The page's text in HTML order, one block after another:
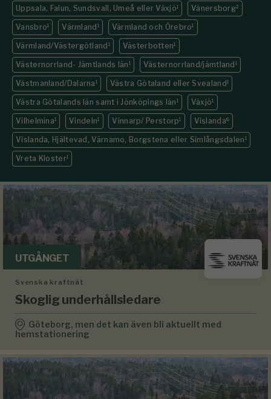
Uppsala, Falun, Sundsvall, Umeå eller Växjö1 Vänersborg2
Vansbro1 Värmland 1 Värmland och Örebro1
Värmland/Västergötland 1 Västerbotten1
Västernorrland- Jämtlands län 1 Västernorrland/jämtland 1
Västmanland/Dalarna 1 Västra Götaland eller Svealand 1
Västra Götalands län samt i Jönköpings län 1 Växjö1
Vilhelmina1 Vindeln1 Vinnarp/ Perstorp1 Vislanda6
Vislanda, Hjältevad, Värnamo, Borgstena eller Simlångsdalen 1
Vreta Kloster1
UTGÅNGET
Svenska kraftnät
Skoglig underhållsledare
Göteborg, men det kan även bli aktuellt med
hemstationering